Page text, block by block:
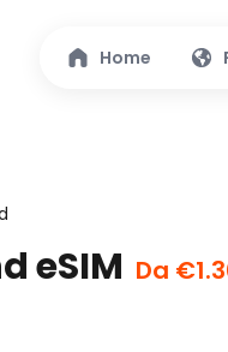
Home
eSIM Da